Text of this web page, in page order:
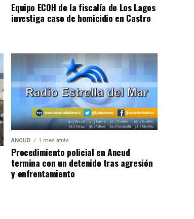
Equipo ECOH de la fiscalía de Los Lagos
investiga caso de homicidio en Castro
ANCUD 1 mes atrás
Procedimiento policial en Ancud
termina con un detenido tras agresión
y enfrentamiento